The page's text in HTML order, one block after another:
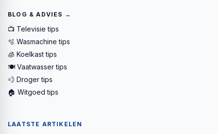
BLOG & ADVIES →
📺 Televisie tips
🫧 Wasmachine tips
🧊 Koelkast tips
🍽️ Vaatwasser tips
💨 Droger tips
🏠 Witgoed tips
LAATSTE ARTIKELEN